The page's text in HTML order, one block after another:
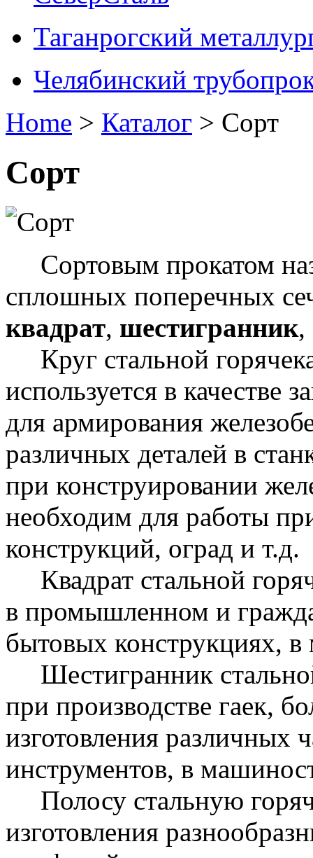
Таганрогский
Челябинский
Home > Каталог > Сорт
Сорт
Сортовым прокатом
сплошных поперечных
квадрат, шестигранник,
Круг стальной
используется в качестве
для армирования
различных деталей в
при конструировании
необходим для работы
конструкций, оград и т.д.
Квадрат стальной
в промышленном и
бытовых конструкциях,
Шестигранник
при производстве гаек,
изготовления различных
инструментов, в
Полосу стальную
изготовления